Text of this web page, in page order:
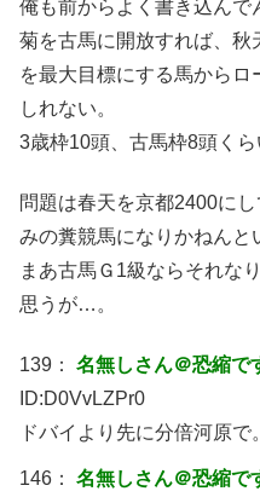
俺も前からよく書き込んで
菊を古馬に開放すれば、秋
を最大目標にする馬から
しれない。
3歳枠10頭、古馬枠8頭くら
問題は春天を京都2400に
みの糞競馬になりかねんと
まあ古馬Ｇ1級ならそれな
思うが…。
139： 名無しさん＠恐縮で
ID:D0VvLZPr0
ドバイより先に分倍河原で。
146： 名無しさん＠恐縮で